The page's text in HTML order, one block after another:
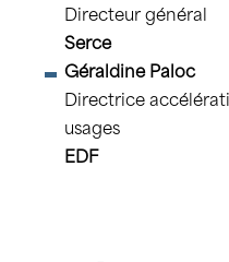
Directeur général
Serce
Géraldine Paloc
Directrice
usages
EDF